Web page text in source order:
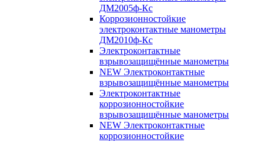
ДМ2005ф-Кс
Коррозионностойкие
электроконтактные манометры
ДМ2010ф-Кс
Электроконтактные
взрывозащищённые манометры
NEW Электроконтактные
взрывозащищённые манометры
Электроконтактные
коррозионностойкие
взрывозащищённые манометры
NEW Электроконтактные
коррозионностойкие